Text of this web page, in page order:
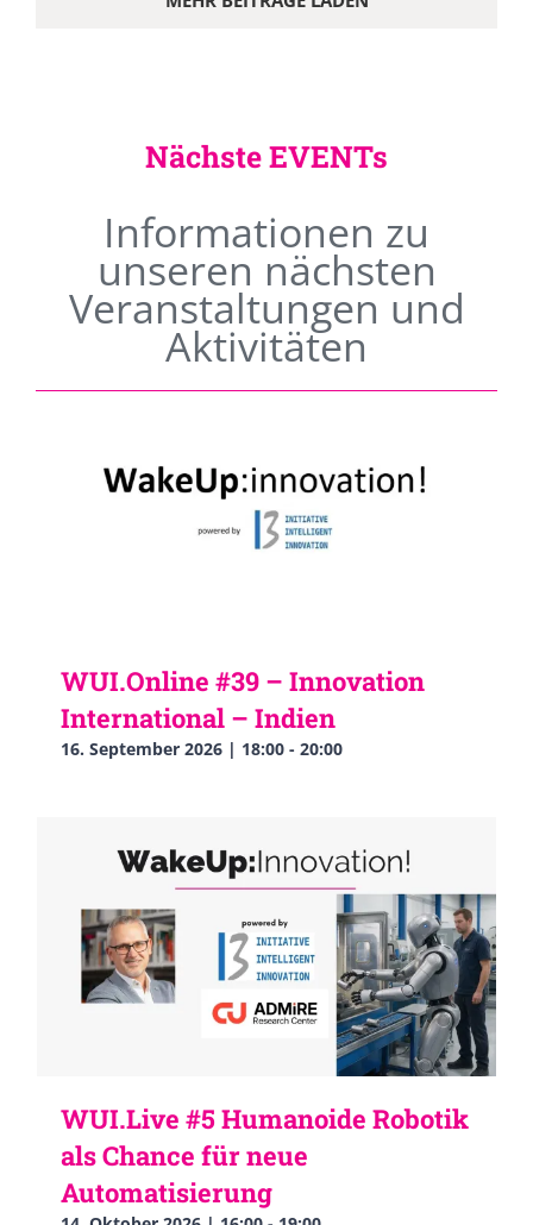
Nächste EVENTs
Informationen zu
unseren nächsten
Veranstaltungen und
Aktivitäten
WUI.Online #39 – Innovation
International – Indien
16. September 2026 | 18:00 - 20:00
WUI.Live #5 Humanoide Robotik
als Chance für neue
Automatisierung